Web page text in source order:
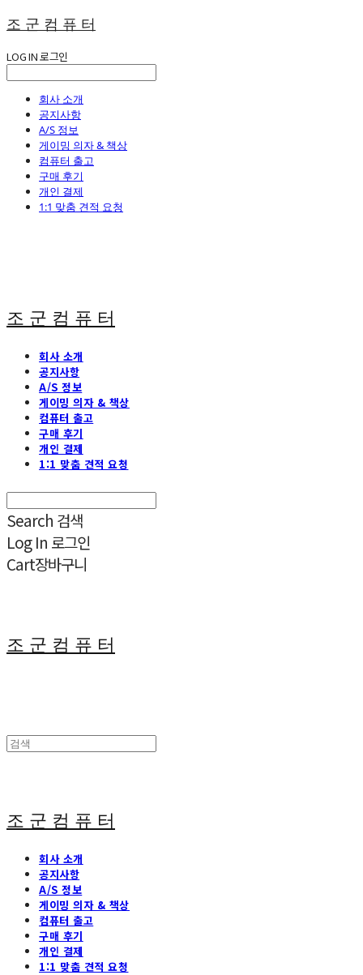
조 군 컴 퓨 터
LOG IN로그인
회사 소개
공지사항
A/S 정보
게이밍 의자 & 책상
컴퓨터 출고
구매 후기
개인 결제
1:1 맞춤 견적 요청
조 군 컴 퓨 터
회사 소개
공지사항
A/S 정보
게이밍 의자 & 책상
컴퓨터 출고
구매 후기
개인 결제
1:1 맞춤 견적 요청
Search 검색
Log In 로그인
Cart장바구니
조 군 컴 퓨 터
조 군 컴 퓨 터
회사 소개
공지사항
A/S 정보
게이밍 의자 & 책상
컴퓨터 출고
구매 후기
개인 결제
1:1 맞춤 견적 요청